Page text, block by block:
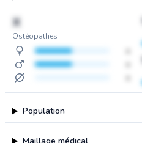
X
Ostéopathes
Population